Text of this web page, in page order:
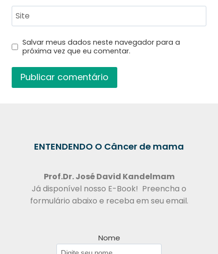
Site
Salvar meus dados neste navegador para a
próxima vez que eu comentar.
ENTENDENDO O Câncer de mama
Prof.Dr.José David Kandelmam
Já disponível nosso E-Book! Preencha o
formulário abaixo e receba em seu email.
Nome